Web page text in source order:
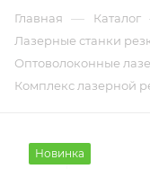
Главная — Каталог
Лазерные станки
Оптоволоконные
Комплекс лазерной
Новинка